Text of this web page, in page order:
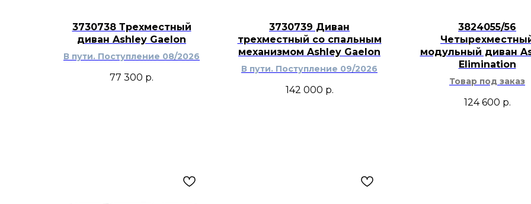
3730738 Трехместный
диван Ashley Gaelon
В пути. Поступление 08/2026
77 300 р.
3730739 Диван
трехместный со спальным
механизмом Ashley Gaelon
В пути. Поступление 09/2026
142 000 р.
3824055/56
модульный диван
Elimination
Товар под заказ
124 600 р.